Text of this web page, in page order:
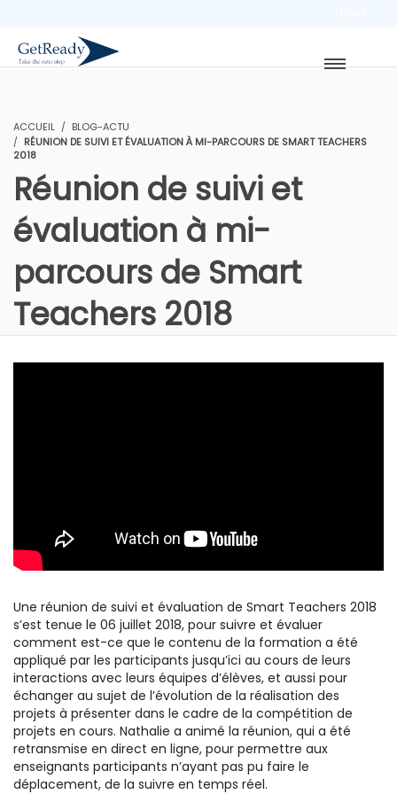
ACCUEIL
BLOG-ACTU
RÉUNION DE SUIVI ET ÉVALUATION À MI-PARCOURS DE SMART TEACHERS
2018
Réunion de suivi et
évaluation à mi-
parcours de Smart
Teachers 2018
Une réunion de suivi et évaluation de Smart Teachers 2018
s’est tenue le 06 juillet 2018, pour suivre et évaluer
comment est-ce que le contenu de la formation a été
appliqué par les participants jusqu’ici au cours de leurs
interactions avec leurs équipes d’élèves, et aussi pour
échanger au sujet de l’évolution de la réalisation des
projets à présenter dans le cadre de la compétition de
projets en cours. Nathalie a animé la réunion, qui a été
retransmise en direct en ligne, pour permettre aux
enseignants participants n’ayant pas pu faire le
déplacement, de la suivre en temps réel.